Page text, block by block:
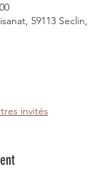
59113 Seclin,
invités